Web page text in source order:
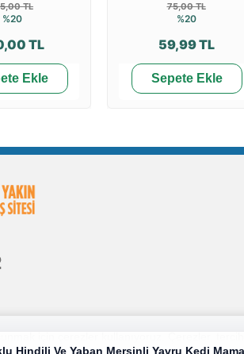
TL
%20
TL
Ekle
75,00 TL
%20
59,99 TL
Sepete Ekle
Hindili Ve Yaban Mersinli Yavru Kedi
için çerezler kullanıyoruz. Çerezler,